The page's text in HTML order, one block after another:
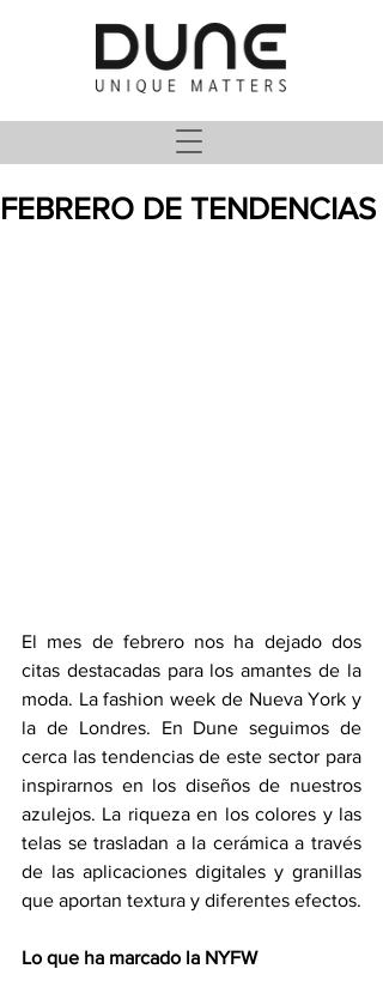
FEBRERO DE TENDENCIAS
El mes de febrero nos ha dejado dos
citas destacadas para los amantes de la
moda. La fashion week de Nueva York y
la de Londres. En Dune seguimos de
cerca las tendencias de este sector para
inspirarnos en los diseños de nuestros
azulejos. La riqueza en los colores y las
telas se trasladan a la cerámica a través
de las aplicaciones digitales y granillas
que aportan textura y diferentes efectos.
Lo que ha marcado la NYFW